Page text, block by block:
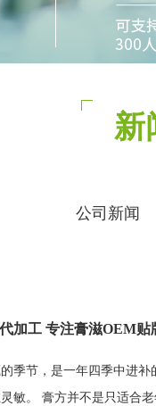
新
公司新闻
加工 专注膏滋OEM贴
季节，是一年四季中进
敏。 膏方并不是只适合